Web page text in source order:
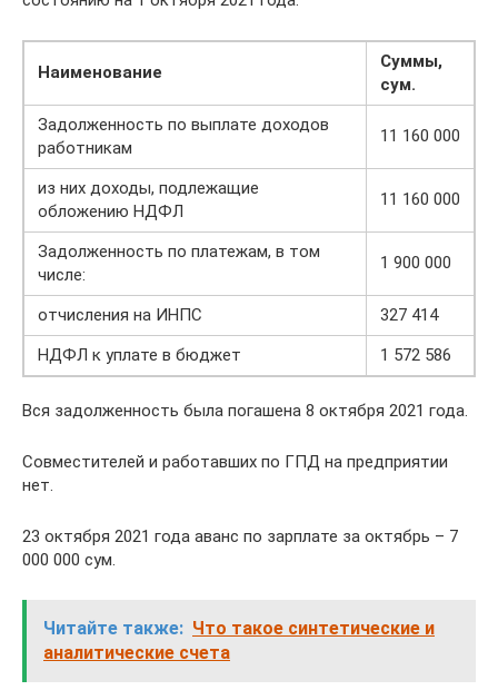
Наименование
Суммы,
сум.
Задолженность по выплате доходов
работникам
11 160 000
из них доходы, подлежащие
обложению НДФЛ
11 160 000
Задолженность по платежам, в том
числе:
1 900 000
отчисления на ИНПС
327 414
НДФЛ к уплате в бюджет
1 572 586
Вся задолженность была погашена 8 октября 2021 года.
Совместителей и работавших по ГПД на предприятии
нет.
23 октября 2021 года аванс по зарплате за октябрь – 7
000 000 сум.
Читайте также: Что такое синтетические и
аналитические счета